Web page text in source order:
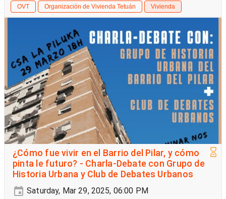
OVT Organización de Vivienda Tetuán Vivienda
¿Cómo fue vivir en el Barrio del Pilar, y cómo
pinta le futuro? - Charla-Debate con Grupo de
Historia Urbana y Club de Debates Urbanos
Saturday, Mar 29, 2025, 06:00 PM